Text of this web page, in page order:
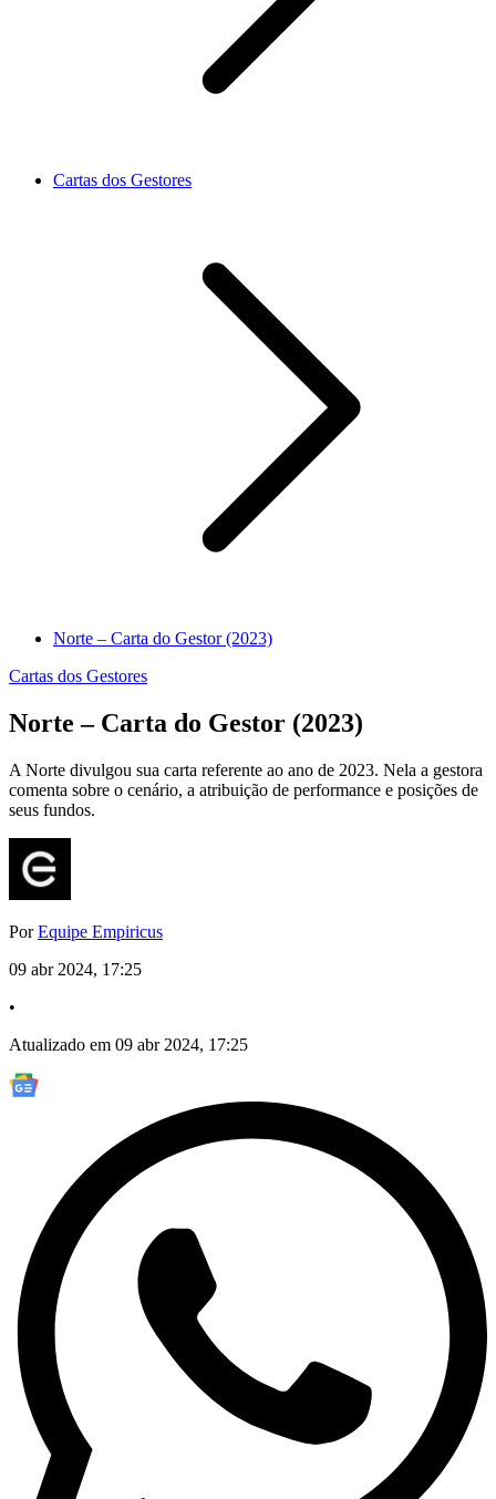
Cartas dos Gestores
Norte – Carta do Gestor (2023)
Cartas dos Gestores
Norte – Carta do Gestor (2023)
A Norte divulgou sua carta referente ao ano de 2023. Nela a gestora
comenta sobre o cenário, a atribuição de performance e posições de
seus fundos.
PorEquipe Empiricus
09 abr 2024, 17:25
•
Atualizado em 09 abr 2024, 17:25